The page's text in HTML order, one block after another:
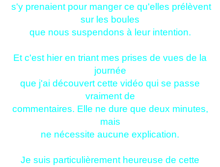
s'y prenaient pour manger ce qu'elles prélèvent
sur les boules
que nous suspendons à leur intention.
Et c'est hier en triant mes prises de vues de la
journée
que j'ai découvert cette vidéo qui se passe
vraiment de
commentaires. Elle ne dure que deux minutes,
mais
ne nécessite aucune explication.
Je suis particulièrement heureuse de cette